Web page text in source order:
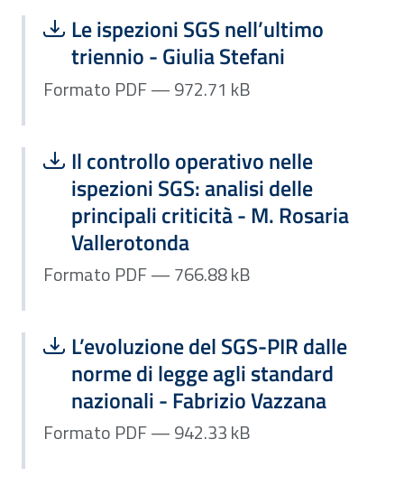
Scarica file:
Le ispezioni SGS nell’ultimo
triennio - Giulia Stefani
Formato PDF — Dimensione 972.71 kB
Formato PDF — 972.71 kB
Scarica file:
Il controllo operativo nelle
ispezioni SGS: analisi delle
principali criticità - M. Rosaria
Vallerotonda
Formato PDF — Dimensione 766.88 kB
Formato PDF — 766.88 kB
Scarica file:
L’evoluzione del SGS-PIR dalle
norme di legge agli standard
nazionali - Fabrizio Vazzana
Formato PDF — Dimensione 942.33 kB
Formato PDF — 942.33 kB